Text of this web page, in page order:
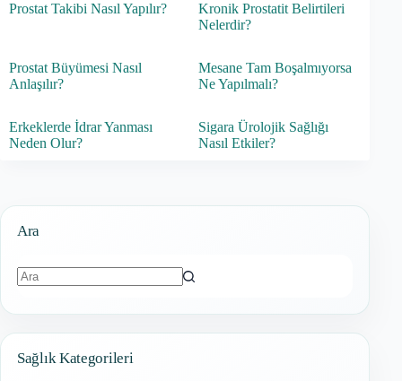
Prostat Takibi Nasıl Yapılır?
Kronik Prostatit Belirtileri
Nelerdir?
Prostat Büyümesi Nasıl
Anlaşılır?
Mesane Tam Boşalmıyorsa
Ne Yapılmalı?
Erkeklerde İdrar Yanması
Neden Olur?
Sigara Ürolojik Sağlığı
Nasıl Etkiler?
Ara
Sağlık Kategorileri